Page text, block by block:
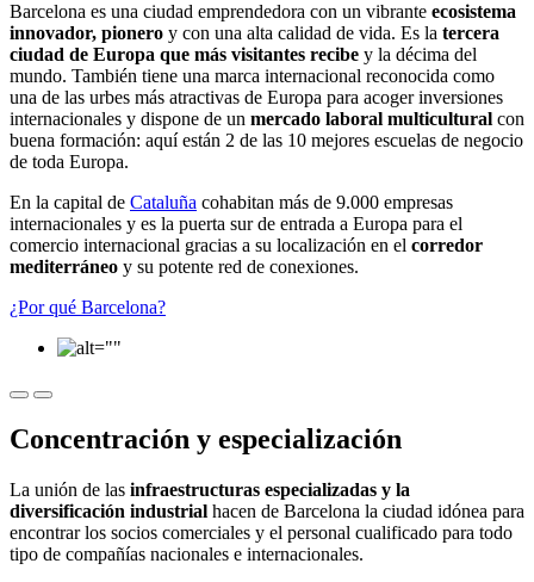
Barcelona es una ciudad emprendedora con un vibrante ecosistema
innovador, pionero y con una alta calidad de vida. Es la tercera
ciudad de Europa que más visitantes recibe y la décima del
mundo. También tiene una marca internacional reconocida como
una de las urbes más atractivas de Europa para acoger inversiones
internacionales y dispone de un mercado laboral multicultural con
buena formación: aquí están 2 de las 10 mejores escuelas de negocio
de toda Europa.
En la capital de Cataluña cohabitan más de 9.000 empresas
internacionales y es la puerta sur de entrada a Europa para el
comercio internacional gracias a su localización en el corredor
mediterráneo y su potente red de conexiones.
¿Por qué Barcelona?
Concentración y especialización
La unión de las infraestructuras especializadas y la
diversificación industrial hacen de Barcelona la ciudad idónea para
encontrar los socios comerciales y el personal cualificado para todo
tipo de compañías nacionales e internacionales.